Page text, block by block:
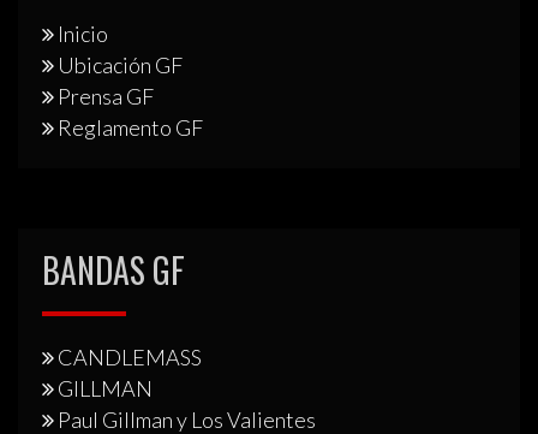
Inicio
Ubicación GF
Prensa GF
Reglamento GF
BANDAS GF
CANDLEMASS
GILLMAN
Paul Gillman y Los Valientes